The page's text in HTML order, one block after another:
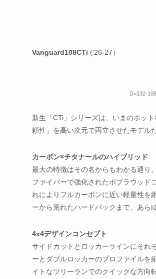
Vanguard108CTi ('26-27）
D=132-
新生「CTi」シリーズは、いまのホッ
頼性」を高い次元で両立させたモデル
カーボン×チタナールのハイブリッド
最大の特徴はその名からもわかる通り
ファイバーで強化されたポプラウッド
れによりフルカーボンに近い軽量性を
ーから荒れたハードパックまで、あら
4x4デザインコンセプト
サイドカットとロッカーラインにそれ
ーとダブルロッカーのプロファイルを
イトなツリーランでのクイックな方向